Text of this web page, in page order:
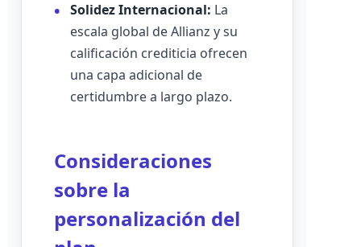
Solidez Internacional: La
escala global de Allianz y su
calificación crediticia ofrecen
una capa adicional de
certidumbre a largo plazo.
Consideraciones
sobre la
personalización del